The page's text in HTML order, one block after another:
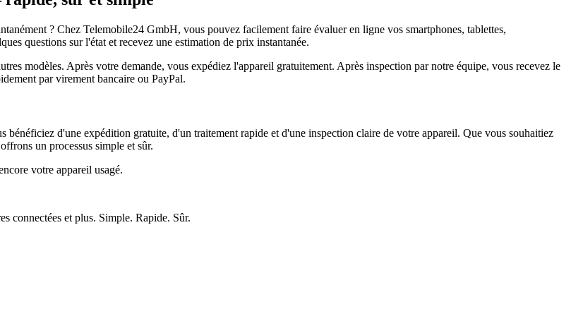
? Chez Telemobile24 GmbH, vous pouvez facilement faire évaluer en ligne vos smartphones, tablettes,
questions sur l'état et recevez une estimation de prix instantanée.
modèles. Après votre demande, vous expédiez l'appareil gratuitement. Après inspection par notre équipe, vous recevez le
par virement bancaire ou PayPal.
d'une expédition gratuite, d'un traitement rapide et d'une inspection claire de votre appareil. Que vous souhaitiez
un processus simple et sûr.
votre appareil usagé.
connectées et plus. Simple. Rapide. Sûr.